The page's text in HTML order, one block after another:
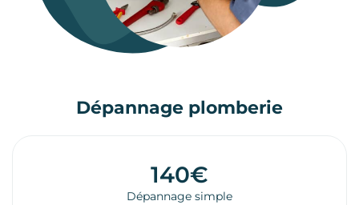
Dépannage plomberie
140€
Dépannage simple